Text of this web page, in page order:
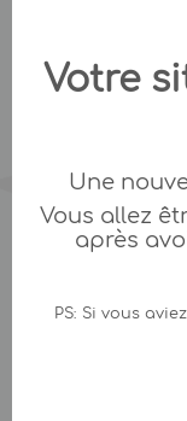
Votre
Une
Vous allez
après
PS: Si vous